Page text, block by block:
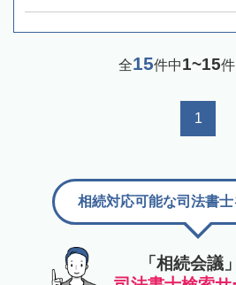
全15件中1~15
1
「相続会議
相続対応可能な司法書